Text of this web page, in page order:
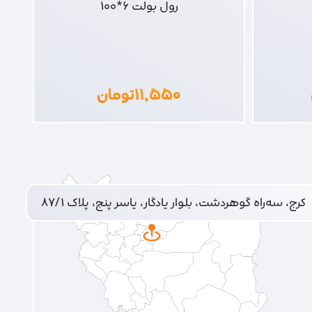
رول بولت 6*100
۱۱,۵۵۰تومان
کرج، سه‌راه گوهردشت، بلوار یادگار، یاسر پنج، پلاک ۸۷/۱